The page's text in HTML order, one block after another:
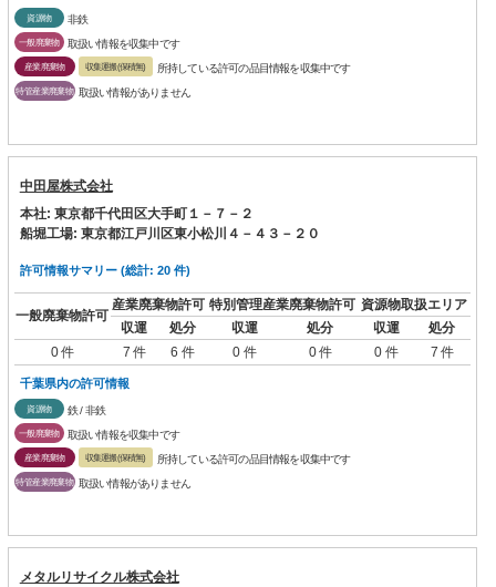
資源物 非鉄
一般廃棄物 取扱い情報を収集中です
産業廃棄物 収集運搬(保積無) 所持している許可の品目情報を収集中です
特管産業廃棄物 取扱い情報がありません
中田屋株式会社
本社: 東京都千代田区大手町１－７－２
船堀工場: 東京都江戸川区東小松川４－４３－２０
許可情報サマリー (総計: 20 件)
一般廃棄物許可
産業廃棄物許可 特別管理産業廃棄物許可 資源物取扱エリア
収運
処分 収運 処分 収運
処分
0 件
7 件 6 件 0 件 0 件 0 件 7 件
千葉県内の許可情報
資源物 鉄 / 非鉄
一般廃棄物 取扱い情報を収集中です
産業廃棄物 収集運搬(保積無) 所持している許可の品目情報を収集中です
特管産業廃棄物 取扱い情報がありません
メタルリサイクル株式会社